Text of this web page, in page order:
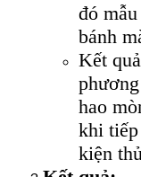
đó
bánh
Kết
hao
khi
kiện